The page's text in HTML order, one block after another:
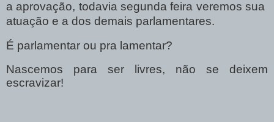
a aprovação, todavia segunda feira veremos sua
atuação e a dos demais parlamentares.
É parlamentar ou pra lamentar?
Nascemos para ser livres, não se deixem
escravizar!